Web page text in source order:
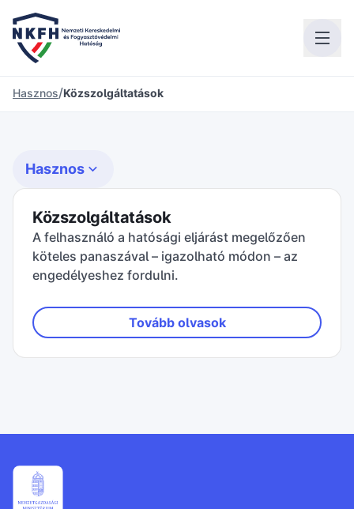
Hasznos/Közszolgáltatások
Hasznos
Közszolgáltatások
A felhasználó a hatósági eljárást megelőzően
köteles panaszával – igazolható módon – az
engedélyeshez fordulni.
Tovább olvasok